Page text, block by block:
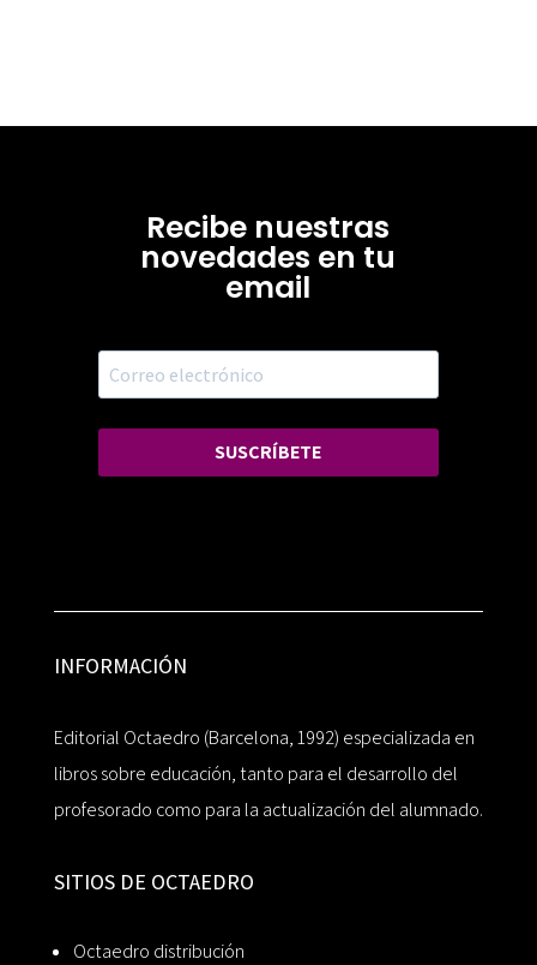
Recibe nuestras
novedades en tu
email
SUSCRÍBETE
INFORMACIÓN
Editorial Octaedro (Barcelona, 1992) especializada en
libros sobre educación, tanto para el desarrollo del
profesorado como para la actualización del alumnado.
SITIOS DE OCTAEDRO
Octaedro distribución